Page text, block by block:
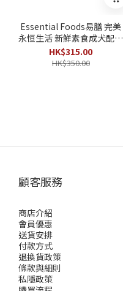
Essential Foods易膳 完美
永恒生活 新鮮素食成犬配方
2.5kg
HK$315.00
HK$350.00
顧客服務
商店介紹
會員優惠
送貨安排
付款方式
退換貨政策
條款與細則
私隱政策